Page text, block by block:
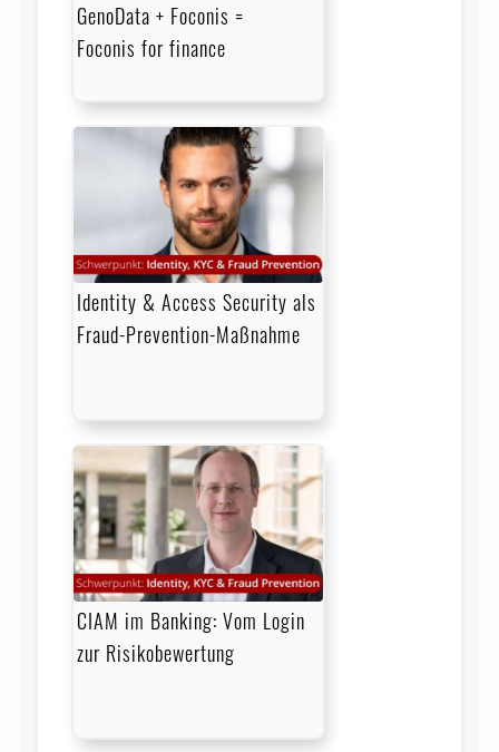
GenoData + Foconis =
Foconis for finance
Identity & Access Security als
Fraud-Prevention-Maßnahme
CIAM im Banking: Vom Login
zur Risikobewertung